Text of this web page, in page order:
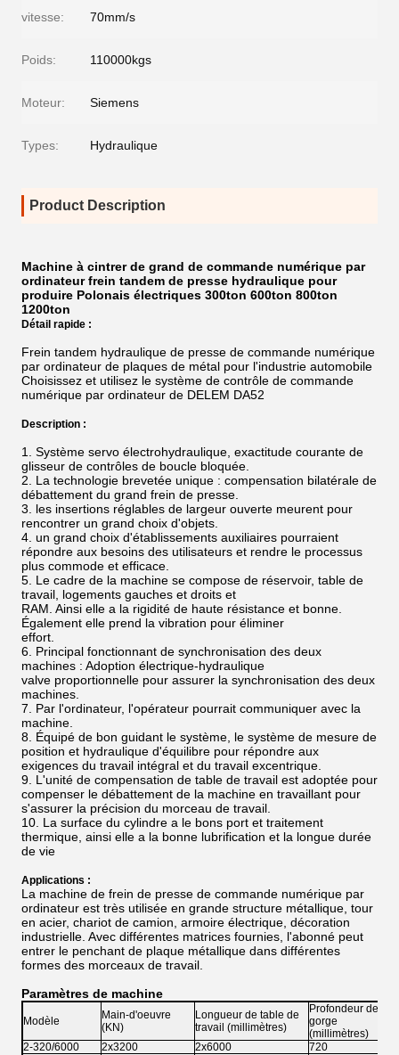
vitesse: 70mm/s
Poids: 110000kgs
Moteur: Siemens
Types: Hydraulique
Product Description
Machine à cintrer de grand de commande numérique par
ordinateur frein tandem de presse hydraulique pour
produire Polonais électriques 300ton 600ton 800ton
1200ton
Détail rapide :
Frein tandem hydraulique de presse de commande numérique
par ordinateur de plaques de métal pour l'industrie automobile
Choisissez et utilisez le système de contrôle de commande
numérique par ordinateur de DELEM DA52
Description :
1. Système servo électrohydraulique, exactitude courante de
glisseur de contrôles de boucle bloquée.
2. La technologie brevetée unique : compensation bilatérale de
débattement du grand frein de presse.
3. les insertions réglables de largeur ouverte meurent pour
rencontrer un grand choix d'objets.
4. un grand choix d'établissements auxiliaires pourraient
répondre aux besoins des utilisateurs et rendre le processus
plus commode et efficace.
5. Le cadre de la machine se compose de réservoir, table de
travail, logements gauches et droits et
RAM. Ainsi elle a la rigidité de haute résistance et bonne.
Également elle prend la vibration pour éliminer
effort.
6. Principal fonctionnant de synchronisation des deux
machines : Adoption électrique-hydraulique
valve proportionnelle pour assurer la synchronisation des deux
machines.
7. Par l'ordinateur, l'opérateur pourrait communiquer avec la
machine.
8. Équipé de bon guidant le système, le système de mesure de
position et hydraulique d'équilibre pour répondre aux
exigences du travail intégral et du travail excentrique.
9. L'unité de compensation de table de travail est adoptée pour
compenser le débattement de la machine en travaillant pour
s'assurer la précision du morceau de travail.
10. La surface du cylindre a le bons port et traitement
thermique, ainsi elle a la bonne lubrification et la longue durée
de vie
Applications :
La machine de frein de presse de commande numérique par
ordinateur est très utilisée en grande structure métallique, tour
en acier, chariot de camion, armoire électrique, décoration
industrielle. Avec différentes matrices fournies, l'abonné peut
entrer le penchant de plaque métallique dans différentes
formes des morceaux de travail.
Paramètres de machine
Modèle
Main-d'oeuvre
(KN)
Longueur de table de
travail (millimètres)
Profondeur de
gorge
(millimètres)
2-320/6000
2x3200 2x6000 720